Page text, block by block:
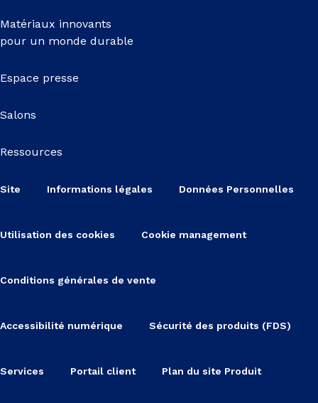
Matériaux innovants
pour un monde durable
Espace presse
Salons
Ressources
Site Informations légales Données Personnelles
Utilisation des cookies Cookie management
Conditions générales de vente
Accessibilité numérique Sécurité des produits (FDS)
Services Portail client Plan du site Produit